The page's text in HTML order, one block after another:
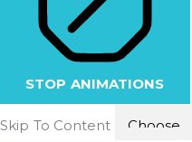
STOP ANIMATIONS
Skip To Content